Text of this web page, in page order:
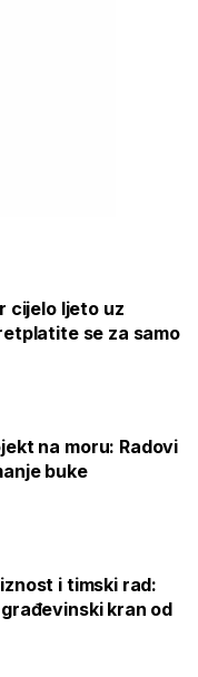
cijelo ljeto uz
se za samo
na moru: Radovi
buke
i timski rad:
kran od